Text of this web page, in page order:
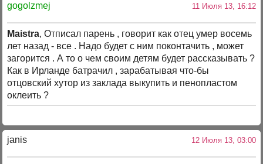
gogolzmej 11 Июля 13, 16:12
Maistra, Отписал парень , говорит как отец умер восемь
лет назад - все . Надо будет с ним поконтачить , может
загорится . А то о чем своим детям будет рассказывать ?
Как в Ирланде батрачил , зарабатывая что-бы
отцовский хутор из заклада выкупить и пенопластом
оклеить ?
janis 12 Июля 13, 03:00